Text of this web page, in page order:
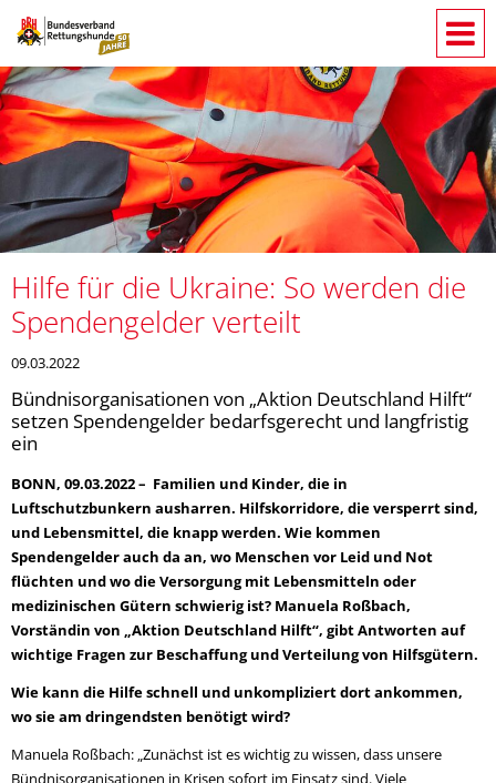
Hilfe für die Ukraine: So werden die
Spendengelder verteilt
09.03.2022
Bündnisorganisationen von „Aktion Deutschland Hilft“
setzen Spendengelder bedarfsgerecht und langfristig
ein
BONN, 09.03.2022 – Familien und Kinder, die in
Luftschutzbunkern ausharren. Hilfskorridore, die versperrt sind,
und Lebensmittel, die knapp werden. Wie kommen
Spendengelder auch da an, wo Menschen vor Leid und Not
flüchten und wo die Versorgung mit Lebensmitteln oder
medizinischen Gütern schwierig ist? Manuela Roßbach,
Vorständin von „Aktion Deutschland Hilft“, gibt Antworten auf
wichtige Fragen zur Beschaffung und Verteilung von Hilfsgütern.
Wie kann die Hilfe schnell und unkompliziert dort ankommen,
wo sie am dringendsten benötigt wird?
Manuela Roßbach: „Zunächst ist es wichtig zu wissen, dass unsere
Bündnisorganisationen in Krisen sofort im Einsatz sind. Viele